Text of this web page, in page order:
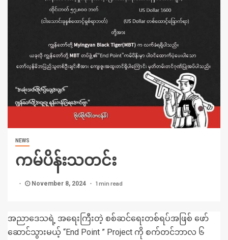
NEWS
ကမ်ပိန်းသတင်း
November 8, 2024 1 min read
အညာဒေသရဲ့ အရေးကြီးတဲ့ စစ်ဆင်ရေးတစ်ရပ်အဖြစ် ဖော်
ဆောင်သွားမယ့် “End Point ” Project ကို စက်တင်ဘာလ ၆